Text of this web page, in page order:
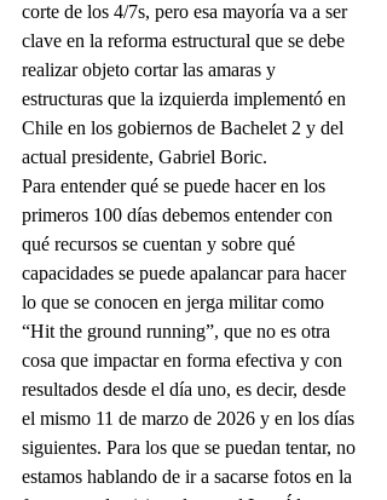
corte de los 4/7s, pero esa mayoría va a ser
clave en la reforma estructural que se debe
realizar objeto cortar las amaras y
estructuras que la izquierda implementó en
Chile en los gobiernos de Bachelet 2 y del
actual presidente, Gabriel Boric.
Para entender qué se puede hacer en los
primeros 100 días debemos entender con
qué recursos se cuentan y sobre qué
capacidades se puede apalancar para hacer
lo que se conocen en jerga militar como
“Hit the ground running”, que no es otra
cosa que impactar en forma efectiva y con
resultados desde el día uno, es decir, desde
el mismo 11 de marzo de 2026 y en los días
siguientes. Para los que se puedan tentar, no
estamos hablando de ir a sacarse fotos en la